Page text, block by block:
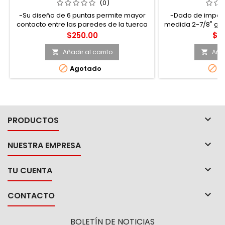
(0)
-Su diseño de 6 puntas permite mayor
contacto entre las paredes de la tuerca
y/o tornillo gracias a su geometría
lobular (super drive®)
Precio
$250.00
 Añadir al carrito
 Agotado
-Dado de
medida 2-7/8"
drive,


PRODUCTOS 
NUESTRA EMPRESA 
TU CUENTA 
CONTACTO 
BOLETÍN DE NOTICIAS